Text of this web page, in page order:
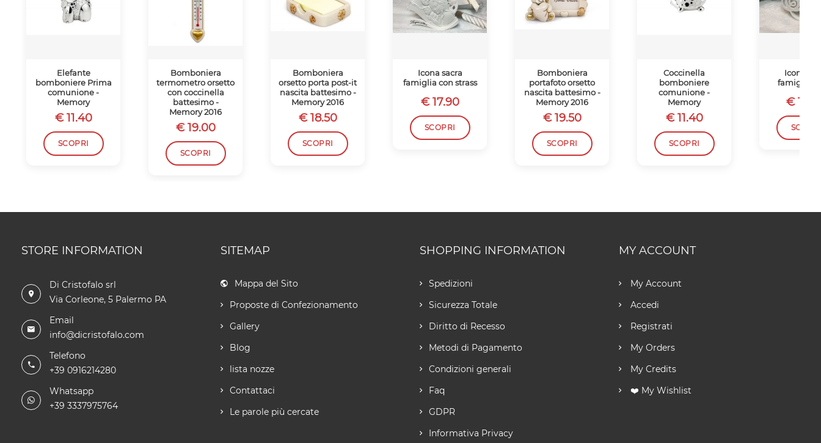
Elefante
bomboniere Prima
comunione -
Memory
€ 11.40
SCOPRI
Bomboniera
termometro orsetto
con coccinella
battesimo -
Memory 2016
€ 19.00
SCOPRI
Bomboniera
orsetto porta post-it
nascita battesimo -
Memory 2016
€ 18.50
SCOPRI
Icona sacra
famiglia con strass
€ 17.90
SCOPRI
Bomboniera
portafoto orsetto
nascita battesimo -
Memory 2016
€ 19.50
SCOPRI
Coccinella
bomboniere
comunione -
Memory
€ 11.40
SCOPRI
Icona
famiglia
€
STORE INFORMATION
Di Cristofalo srl
Via Corleone, 5 Palermo PA
Email
info@dicristofalo.com
Telefono
+39 0916214280
Whatsapp
+39 3337975764
SITEMAP
Mappa del Sito
Proposte di Confezionamento
Gallery
Blog
lista nozze
Contattaci
Le parole più cercate
SHOPPING INFORMATION
Spedizioni
Sicurezza Totale
Diritto di Recesso
Metodi di Pagamento
Condizioni generali
Faq
GDPR
Informativa Privacy
MY ACCOUNT
My Account
Accedi
Registrati
My Orders
My Credits
❤️ My Wishlist